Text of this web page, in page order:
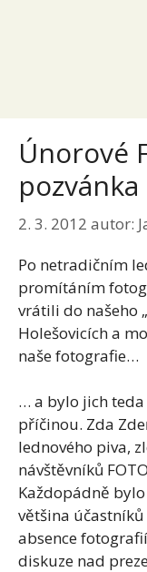
Únorové
2. 3. 2012 autor:
Po netradičním
promítáním
vrátili do našeho
Holešovicích a
naše fotografie…
… a bylo jich teda
příčinou. Zda
lednového piva,
návštěvníků
Každopádně
většina
absence
diskuze nad